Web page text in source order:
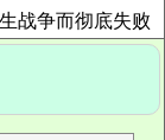
战争而彻底失败